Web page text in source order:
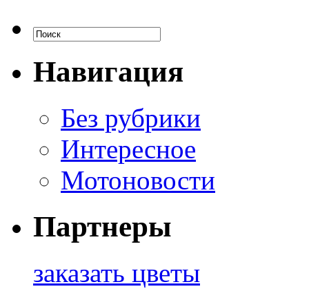
Навигация
Без рубрики
Интересное
Мотоновости
Партнеры
заказать цветы